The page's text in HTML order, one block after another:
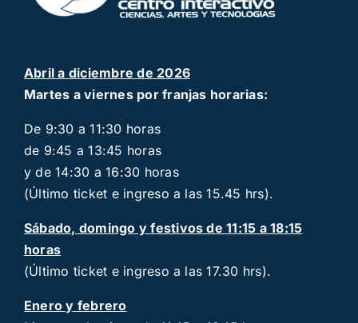
Abril a diciembre de 2026
Martes a viernes por franjas horarias:
De 9:30 a 11:30 horas
de 9:45 a 13:45 horas
y de 14:30 a 16:30 horas
(Último ticket e ingreso a las 15.45 hrs).
Sábado, domingo y festivos de 11:15 a 18:15
horas
(Último ticket e ingreso a las 17.30 hrs).
Enero y febrero